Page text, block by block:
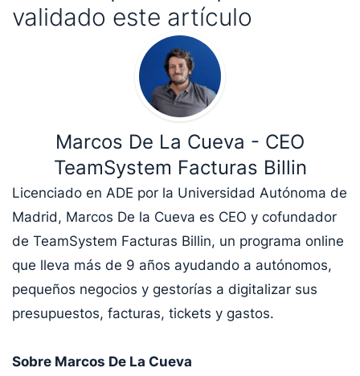
validado este artículo
Marcos De La Cueva - CEO
TeamSystem Facturas Billin
Licenciado en ADE por la Universidad Autónoma de
Madrid, Marcos De la Cueva es CEO y cofundador
de TeamSystem Facturas Billin, un programa online
que lleva más de 9 años ayudando a autónomos,
pequeños negocios y gestorías a digitalizar sus
presupuestos, facturas, tickets y gastos.
Sobre Marcos De La Cueva